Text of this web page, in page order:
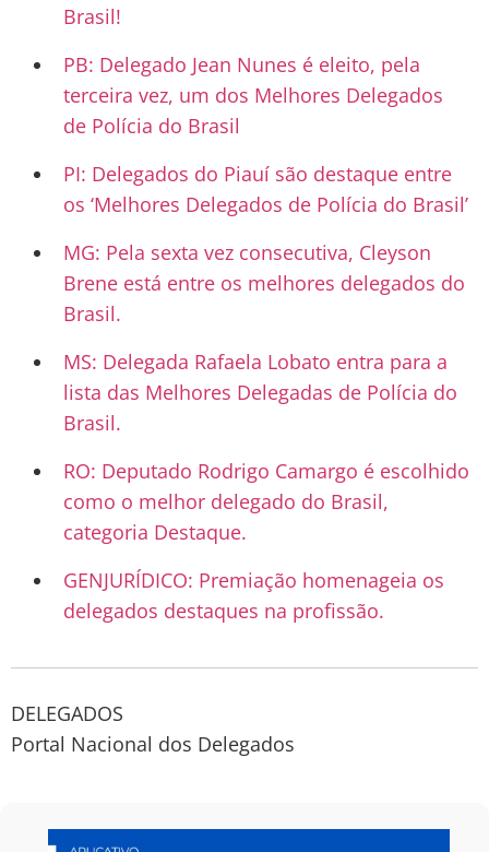
Brasil!
PB: Delegado Jean Nunes é eleito, pela
terceira vez, um dos Melhores Delegados
de Polícia do Brasil
PI: Delegados do Piauí são destaque entre
os ‘Melhores Delegados de Polícia do Brasil’
MG: Pela sexta vez consecutiva, Cleyson
Brene está entre os melhores delegados do
Brasil.
MS: Delegada Rafaela Lobato entra para a
lista das Melhores Delegadas de Polícia do
Brasil.
RO: Deputado Rodrigo Camargo é escolhido
como o melhor delegado do Brasil,
categoria Destaque.
GENJURÍDICO: Premiação homenageia os
delegados destaques na profissão.
DELEGADOS
Portal Nacional dos Delegados